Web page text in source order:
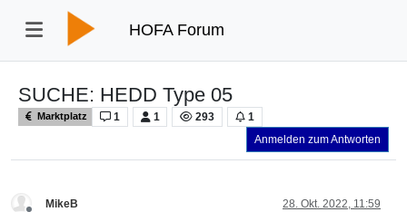
HOFA Forum
SUCHE: HEDD Type 05
Marktplatz 1 1 293
1
Anmelden zum Antworten
MikeB 28. Okt. 2022, 11:59